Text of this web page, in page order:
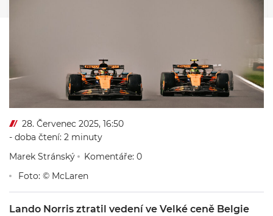
28. Červenec 2025, 16:50
- doba čtení: 2 minuty
Marek Stránský
Komentáře: 0
Foto: © McLaren
Lando Norris ztratil vedení ve Velké ceně Belgie